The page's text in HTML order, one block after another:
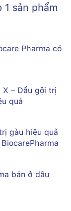
sản phẩm
Pharma có
X – Dầu gội trị
quả
gàu hiệu quả
bán ở đâu